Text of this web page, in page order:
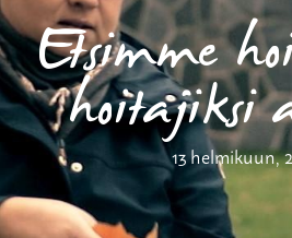
Etsimme
hoitajiksi
13 helmikuun,